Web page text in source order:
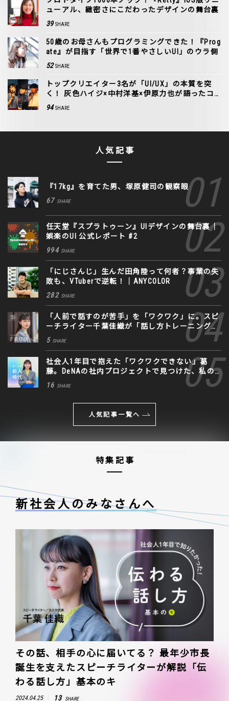
ューアル、緻密さにこだわったデザインの舞台裏
39 SHARE
50歳のお母さんもプログラミングできた！『Prog
ate』が目指す「世界で1番やさしいUI」のウラ側
52 SHARE
トップクリエイター3名が「UI/UX」の本質を突
く！ 灰色ハイジ×中村洋基×伊原力也が語ったコ
ト
94 SHARE
人気記事
『17kg』を育てた男、塚原健司の観察眼
67 SHARE
任天堂『スプラトゥーン』UIデザインの舞台裏｜
娯楽のUI 公式レポート #2
994 SHARE
「にじさんじ」生んだ田角陸って何者？事業の失
敗も、VTuberで逆転！｜ANYCOLOR
282 SHARE
「人前で話すのが苦手」を「ワクワク」に。スピ
ーチライター千葉佳織が「話し方トレーニング」
に込めた思い
5 SHARE
社会人1年目で抱えた「ワクワクできない」葛
藤。DeNAの社内プロジェクトで見つけた、私の
生きる道
16 SHARE
人気記事一覧へ
特集記事
新社会人のみなさんへ
その話、相手の心に届いてる？ 最年少市長
誕生を支えたスピーチライターが解説「伝
わる話し方」基本のキ
2024.04.25 13 SHARE